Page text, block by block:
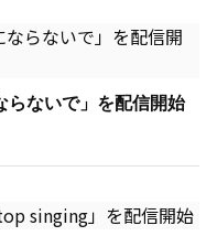
ないで」を配信開始